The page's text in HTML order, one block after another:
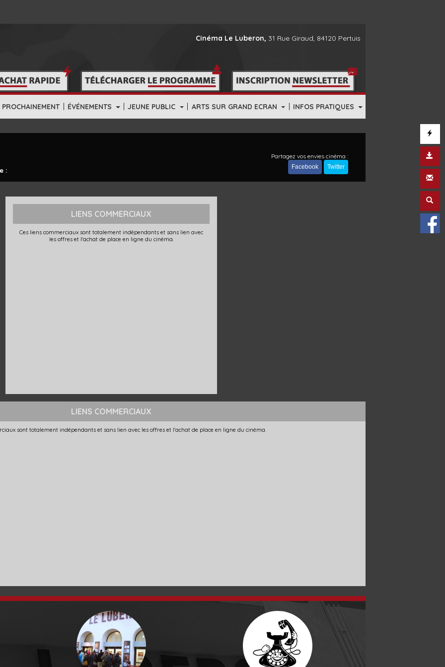
PROCHAINEMENT | ÉVÉNEMENTS | JEUNE PUBLIC | ARTS SUR GRAND ECRAN | INFOS PRATIQUES
Cinéma Le Luberon, 31 Rue Giraud, 84120 Pertuis
:
Partagez vos envies cinéma :
Facebook Twitter
LIENS COMMERCIAUX
Ces liens commerciaux sont totalement indépendants et sans lien avec
les offres et l'achat de place en ligne du cinéma.
LIENS COMMERCIAUX
sont totalement indépendants et sans lien avec les offres et l'achat de place en ligne du cinéma.